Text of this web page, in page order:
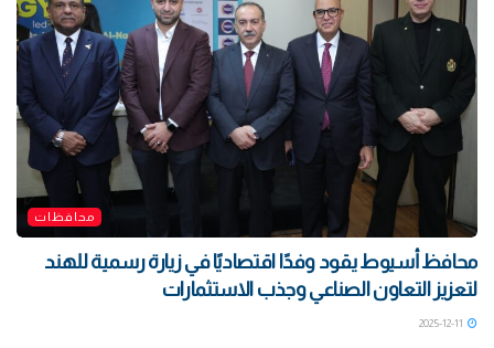
محافظات
محافظ أسيوط يقود وفدًا اقتصاديًا في زيارة رسمية للهند
لتعزيز التعاون الصناعي وجذب الاستثمارات